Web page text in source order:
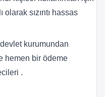
olarak sızıntı hassas
kurumundan
hemen bir ödeme
.